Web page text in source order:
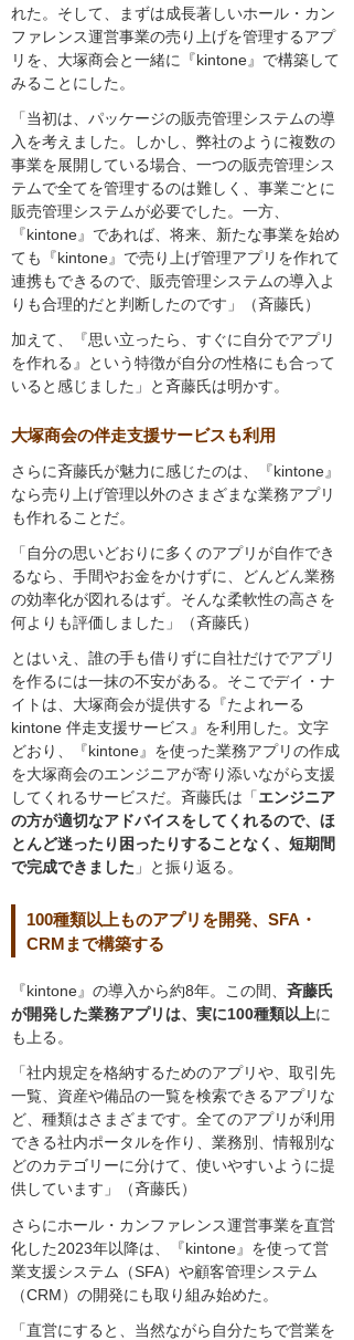
れた。そして、まずは成長著しいホール・カン
ファレンス運営事業の売り上げを管理するアプ
リを、大塚商会と一緒に『kintone』で構築して
みることにした。
「当初は、パッケージの販売管理システムの導
入を考えました。しかし、弊社のように複数の
事業を展開している場合、一つの販売管理シス
テムで全てを管理するのは難しく、事業ごとに
販売管理システムが必要でした。一方、
『kintone』であれば、将来、新たな事業を始め
ても『kintone』で売り上げ管理アプリを作れて
連携もできるので、販売管理システムの導入よ
りも合理的だと判断したのです」（斉藤氏）
加えて、『思い立ったら、すぐに自分でアプリ
を作れる』という特徴が自分の性格にも合って
いると感じました」と斉藤氏は明かす。
大塚商会の伴走支援サービスも利用
さらに斉藤氏が魅力に感じたのは、『kintone』
なら売り上げ管理以外のさまざまな業務アプリ
も作れることだ。
「自分の思いどおりに多くのアプリが自作でき
るなら、手間やお金をかけずに、どんどん業務
の効率化が図れるはず。そんな柔軟性の高さを
何よりも評価しました」（斉藤氏）
とはいえ、誰の手も借りずに自社だけでアプリ
を作るには一抹の不安がある。そこでデイ・ナ
イトは、大塚商会が提供する『たよれーる
kintone 伴走支援サービス』を利用した。文字
どおり、『kintone』を使った業務アプリの作成
を大塚商会のエンジニアが寄り添いながら支援
してくれるサービスだ。斉藤氏は「エンジニア
の方が適切なアドバイスをしてくれるので、ほ
とんど迷ったり困ったりすることなく、短期間
で完成できました 」と振り返る。
100種類以上ものアプリを開発、SFA・
CRMまで構築する
『kintone』の導入から約8年。この間、斉藤氏
が開発した業務アプリは、実に100種類以上に
も上る。
「社内規定を格納するためのアプリや、取引先
一覧、資産や備品の一覧を検索できるアプリな
ど、種類はさまざまです。全てのアプリが利用
できる社内ポータルを作り、業務別、情報別な
どのカテゴリーに分けて、使いやすいように提
供しています」（斉藤氏）
さらにホール・カンファレンス運営事業を直営
化した2023年以降は、『kintone』を使って営
業支援システム（SFA）や顧客管理システム
（CRM）の開発にも取り組み始めた。
「直営にすると、当然ながら自分たちで営業を